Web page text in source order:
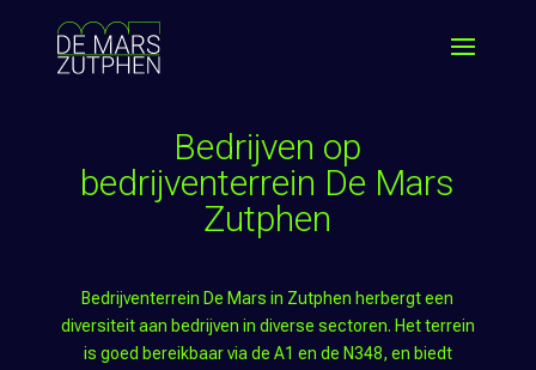
Bedrijven op
bedrijventerrein De Mars
Zutphen
Bedrijventerrein De Mars in Zutphen herbergt een
diversiteit aan bedrijven in diverse sectoren. Het terrein
is goed bereikbaar via de A1 en de N348, en biedt